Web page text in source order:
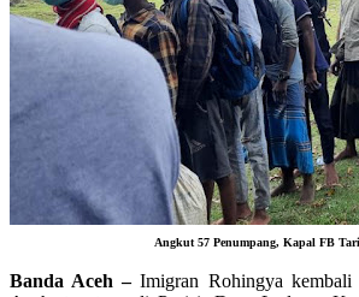
Angkut 57 Penumpang, Kapal FB
Banda Aceh –Imigran Rohingya kembali